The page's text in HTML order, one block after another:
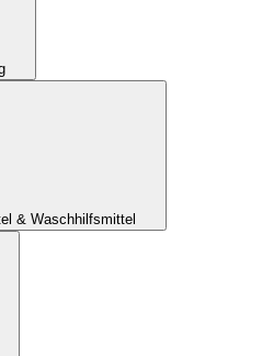
& Waschhilfsmittel